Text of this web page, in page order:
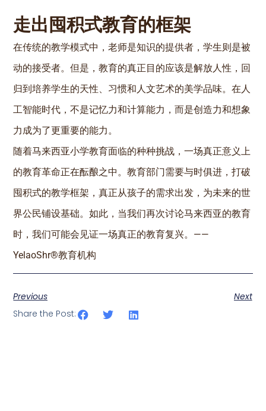
走出囤积式教育的框架
在传统的教学模式中，老师是知识的提供者，学生则是被
动的接受者。但是，教育的真正目的应该是解放人性，回
归到培养学生的天性、习惯和人文艺术的美学品味。在人
工智能时代，不是记忆力和计算能力，而是创造力和想象
力成为了更重要的能力。
随着马来西亚小学教育面临的种种挑战，一场真正意义上
的教育革命正在酝酿之中。教育部门需要与时俱进，打破
囤积式的教学框架，真正从孩子的需求出发，为未来的世
界公民铺设基础。如此，当我们再次讨论马来西亚的教育
时，我们可能会见证一场真正的教育复兴。——
YelaoShr®教育机构
Previous
Next
Share the Post: